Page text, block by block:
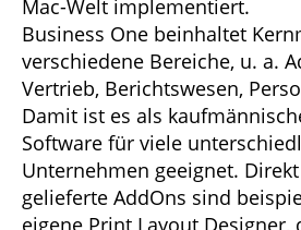
Mac-Welt implementiert.
Business One beinhaltet
verschiedene Bereiche, u. a.
Vertrieb, Berichtswesen,
Damit ist es als
Software für viele
Unternehmen geeignet. Direkt
gelieferte AddOns sind
eigene Print Layout Designer,